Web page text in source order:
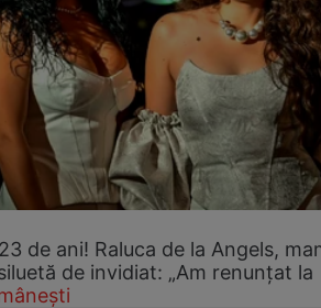
de ani! Raluca de la Angels,
de invidiat: „Am renunțat la